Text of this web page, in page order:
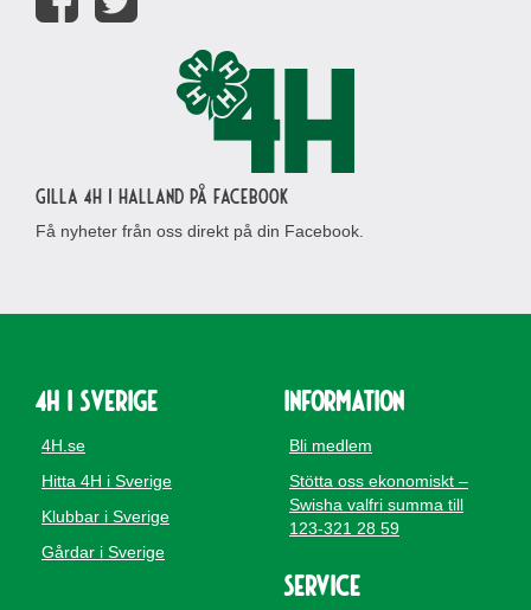
Gilla 4H i Halland på Facebook
Få nyheter från oss direkt på din Facebook.
4H i Sverige
4H.se
Hitta 4H i Sverige
Klubbar i Sverige
Gårdar i Sverige
Information
Bli medlem
Stötta oss ekonomiskt –
Swisha valfri summa till
123-321 28 59
Service